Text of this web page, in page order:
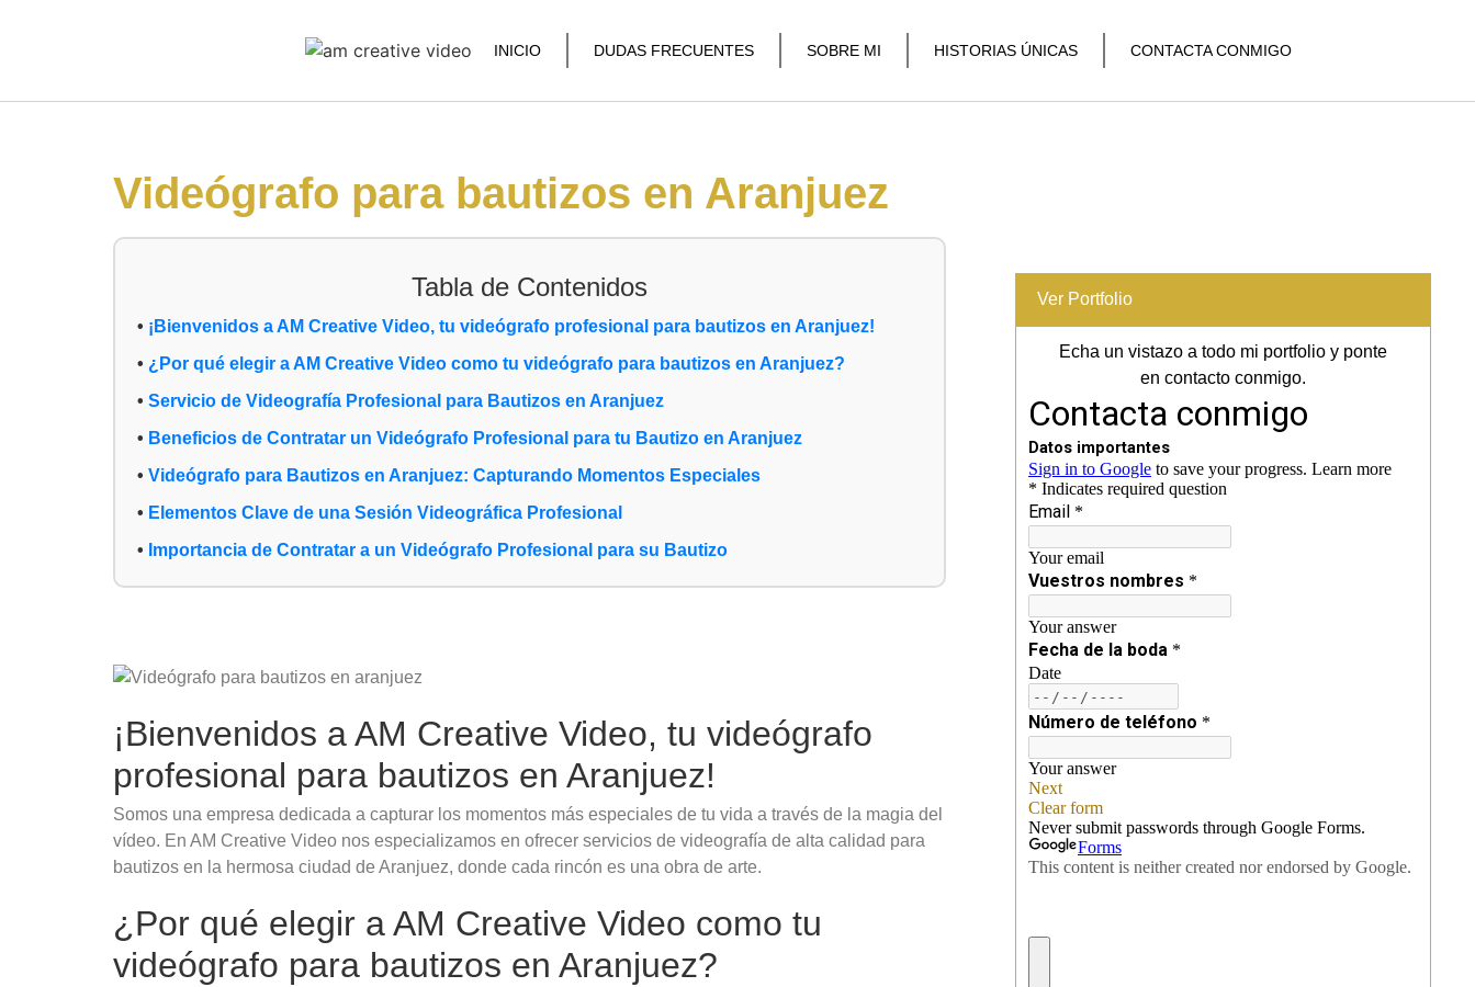
INICIO DUDAS FRECUENTES SOBRE MI HISTORIAS ÚNICAS CONTACTA CONMIGO
Videógrafo para bautizos en Aranjuez
Tabla de Contenidos
¡Bienvenidos a AM Creative Video, tu videógrafo profesional para bautizos en Aranjuez!
¿Por qué elegir a AM Creative Video como tu videógrafo para bautizos en Aranjuez?
Servicio de Videografía Profesional para Bautizos en Aranjuez
Beneficios de Contratar un Videógrafo Profesional para tu Bautizo en Aranjuez
Videógrafo para Bautizos en Aranjuez: Capturando Momentos Especiales
Elementos Clave de una Sesión Videográfica Profesional
Importancia de Contratar a un Videógrafo Profesional para su Bautizo
¡Bienvenidos a AM Creative Video, tu videógrafo
profesional para bautizos en Aranjuez!
Somos una empresa dedicada a capturar los momentos más especiales de tu vida a través de la magia del
vídeo. En AM Creative Video nos especializamos en ofrecer servicios de videografía de alta calidad para
bautizos en la hermosa ciudad de Aranjuez, donde cada rincón es una obra de arte.
¿Por qué elegir a AM Creative Video como tu
videógrafo para bautizos en Aranjuez?
Ver Portfolio
Echa un vistazo a todo mi portfolio y ponte
en contacto conmigo.